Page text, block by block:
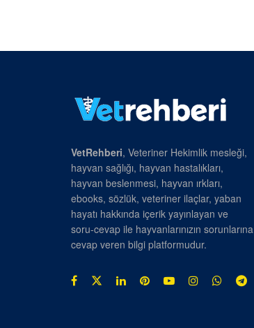
VetRehberi, Veteriner Hekimlik mesleği,
hayvan sağlığı, hayvan hastalıkları,
hayvan beslenmesi, hayvan ırkları,
ebooks, sözlük, veteriner ilaçlar, yaban
hayatı hakkında içerik yayınlayan ve
soru-cevap ile hayvanlarınızın sorunlarına
cevap veren bilgi platformudur.